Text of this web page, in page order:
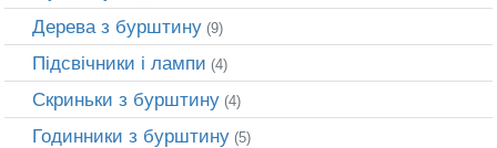
Дерева з бурштину (9)
Підсвічники і лампи (4)
Скриньки з бурштину (4)
Годинники з бурштину (5)